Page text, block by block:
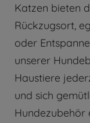
Katzen bieten
Rückzugsort,
oder
unserer
Haustiere
und sich
Hundezubehör